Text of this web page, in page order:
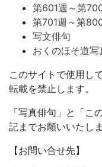
第601週～第
第701週～第
写文俳句
おくのほそ道
このサイトで使用し
転載を禁止します。
「写真俳句」と「こ
記までお願いいたしま
【お問い合せ先】